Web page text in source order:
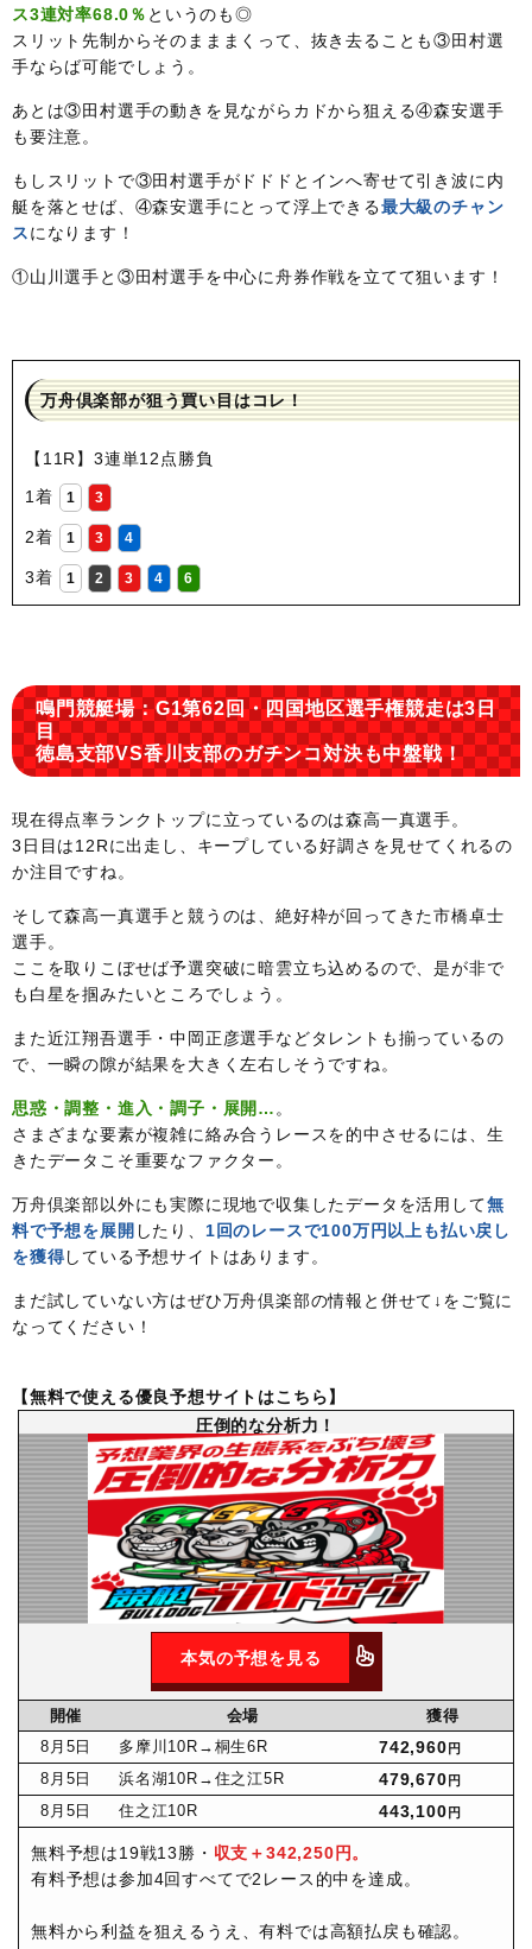
ス3連対率68.0％ というのも◎
スリット先制からそのまままくって、抜き去ることも③田村選
手ならば可能でしょう。
あとは③田村選手の動きを見ながらカドから狙える④森安選手
も要注意。
もしスリットで③田村選手がドドドとインへ寄せて引き波に内
艇を落とせば、④森安選手にとって浮上できる最大級のチャン
スになります！
①山川選手と③田村選手を中心に舟券作戦を立てて狙います！
万舟倶楽部が狙う買い目はコレ！
【11R】3連単12点勝負
1着
1 3
2着 1 3 4
3着 1 2 3 4 6
鳴門競艇場：G1第62回・四国地区選手権競走は3日
目
徳島支部VS香川支部のガチンコ対決も中盤戦！
現在得点率ランクトップに立っているのは森高一真選手。
3日目は12Rに出走し、キープしている好調さを見せてくれるの
か注目ですね。
そして森高一真選手と競うのは、絶好枠が回ってきた市橋卓士
選手。
ここを取りこぼせば予選突破に暗雲立ち込めるので、是が非で
も白星を掴みたいところでしょう。
また近江翔吾選手・中岡正彦選手などタレントも揃っているの
で、一瞬の隙が結果を大きく左右しそうですね。
思惑・調整・進入・調子・展開…。
さまざまな要素が複雑に絡み合うレースを的中させるには、生
きたデータこそ重要なファクター。
万舟倶楽部以外にも実際に現地で収集したデータを活用して無
料で予想を展開 したり、 1回のレースで100万円以上も払い戻し
を獲得している予想サイトはあります。
まだ試していない方はぜひ万舟倶楽部の情報と併せて↓をご覧に
なってください！
【無料で使える優良予想サイトはこちら】
圧倒的な分析力！
本気の予想を見る
開催 会場
獲得
8月 5日 多摩川10R →桐生6R 742,960 円
8月 5日 浜名湖10R →住之江5R 479,670 円
8月 5日 住之江10R 443,100 円
無料予想は19戦13勝・ 収支＋342,250円。
有料予想は参加4回すべてで2レース的中を達成。
無料から利益を狙えるうえ、有料では高額払戻も確認。